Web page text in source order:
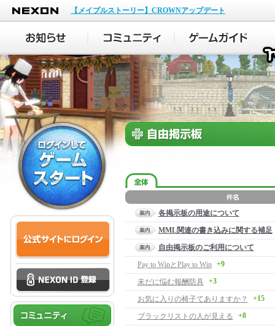
NEXON
【メイプルストーリー】CROWNアップデート
各掲示板の用途について
MML関連の書き込みに関する補足
自由掲示板のご利用について
Pay to WinとPlay to Win
+9
未だに悩む報酬防具 +3
お気に入りの椅子てありますか？ +15
ブラックリストの人が見える +8